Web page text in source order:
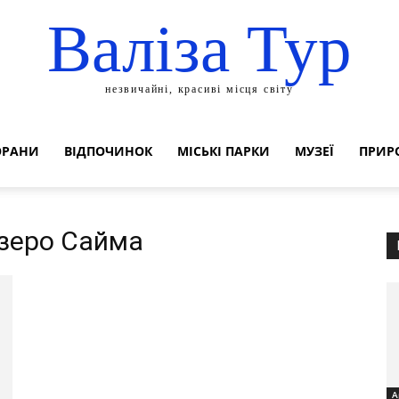
Валіза Тур
незвичайні, красиві місця світу
ВІДПОЧИНОК МІСЬКІ ПАРКИ МУЗЕЇ
Сайма